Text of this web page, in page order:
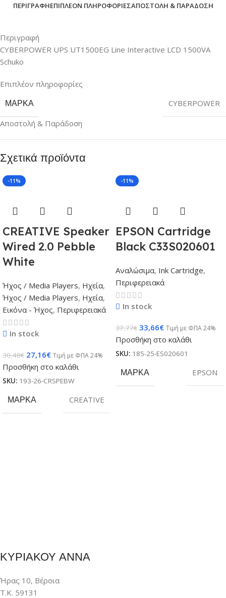
ΠΕΡΙΓΡΑΦΉΕΠΙΠΛΈΟΝ ΠΛΗΡΟΦΟΡΊΕΣΑΠΟΣΤΟΛΉ & ΠΑΡΆΔΟΣΗ
Περιγραφή
CYBERPOWER UPS UT1500EG Line Interactive LCD 1500VA
Schuko
Επιπλέον πληροφορίες
ΜΆΡΚΑ
CYBERPOWER
Αποστολή & Παράδοση
Σχετικά προϊόντα
-11%
CREATIVE Speaker
Wired 2.0 Pebble
White
Ήχος / Media Players, Ηχεία,
Ήχος / Media Players, Ηχεία,
Εικόνα - Ήχος, Περιφερειακά
In stock
30,48€ 27,16€ Τιμή με ΦΠΑ 24%
Προσθήκη στο καλάθι
SKU: 193-26-CRSPEBW
ΜΆΡΚΑ CREATIVE
-11%
EPSON Cartridge
Black C33S020601
Αναλώσιμα, Ink Cartridge,
Περιφερειακά
In stock
37,77€ 33,66€ Τιμή με ΦΠΑ 24%
Προσθήκη στο καλάθι
SKU: 185-25-ES020601
ΜΆΡΚΑ EPSON
ΚΥΡΙΑΚΟΥ ΑΝΝΑ
Ήρας 10, Βέροια
Τ.Κ. 59131